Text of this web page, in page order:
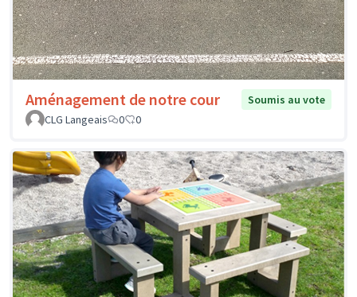
Aménagement de notre cour
Soumis au vote
CLG Langeais
0 0